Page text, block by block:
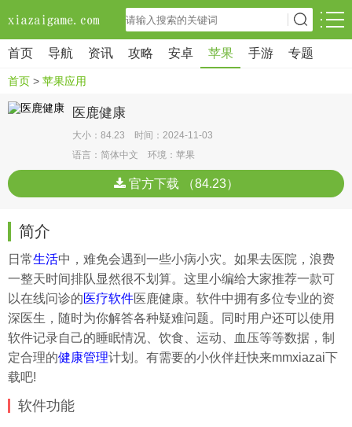
首页 导航 资讯 攻略 安卓 苹果 手游 专题
首页 > 苹果应用
医鹿健康
大小：84.23 时间：2024-11-03
语言：简体中文 环境：苹果
官方下载 （84.23）
简介
日常生活中，难免会遇到一些小病小灾。如果去医院，浪费
一整天时间排队显然很不划算。这里小编给大家推荐一款可
以在线问诊的医疗软件医鹿健康。软件中拥有多位专业的资
深医生，随时为你解答各种疑难问题。同时用户还可以使用
软件记录自己的睡眠情况、饮食、运动、血压等等数据，制
定合理的健康管理计划。有需要的小伙伴赶快来mmxiazai下
载吧!
软件功能